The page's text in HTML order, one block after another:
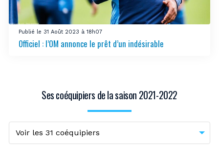
Publié le 31 Août 2023 à 18h07
Officiel : l’OM annonce le prêt d’un indésirable
Ses coéquipiers de la saison 2021-2022